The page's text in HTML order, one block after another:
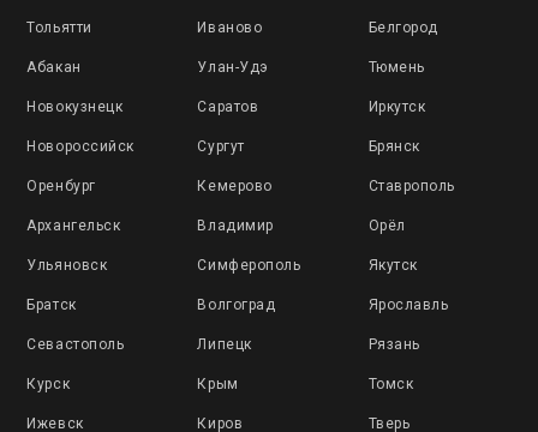
Тольятти Иваново Белгород
Абакан Улан-Удэ Тюмень
Новокузнецк Саратов Иркутск
Новороссийск Сургут Брянск
Оренбург Кемерово Ставрополь
Архангельск Владимир Орёл
Ульяновск Симферополь Якутск
Братск Волгоград Ярославль
Севастополь Липецк Рязань
Курск Крым Томск
Ижевск Киров Тверь